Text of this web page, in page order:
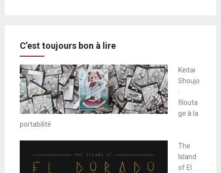
C’est toujours bon à lire
Keitai
Shoujo
:
filouta
ge à la
portabilité
The
Island
of El